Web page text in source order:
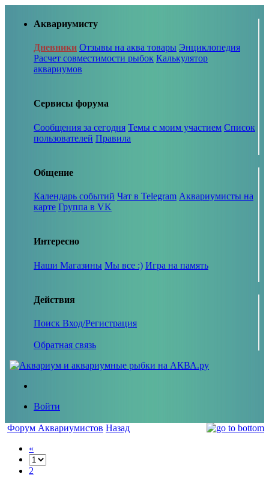
Аквариумисту
Дневники Отзывы на аква товары Энциклопедия
Расчет совместимости рыбок Калькулятор
аквариумов
Сервисы форума
Сообщения за сегодня Темы с моим участием Список
пользователей Правила
Общение
Календарь событий Чат в Telegram Аквариумисты на
карте Группа в VK
Интересно
Наши Магазины Мы все :) Игра на память
Действия
Поиск Вход/Регистрация
Обратная связь
Войти
Форум Аквариумистов Назад
«
2